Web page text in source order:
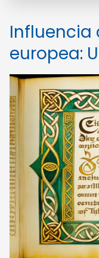
Influencia
europea: